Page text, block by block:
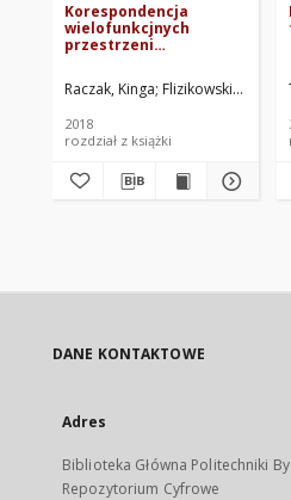
Korespondencja
wielofunkcjnych
przestrzeni
inwestycji hoteli
Raczak, Kinga Flizikowski, Józef.
2018
rozdział z książki
DANE KONTAKTOWE
Adres
Biblioteka Główna Politechniki
Repozytorium Cyfrowe